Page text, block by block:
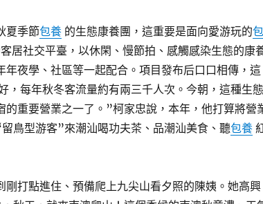
夏季節包養的生態康養團，這重要是面向愛游玩的包
居社交平臺，以休閑、慢節拍、感觸感染生態的康
年夜學、社區等一起配合。項目發布后口口相傳，這
，每年秋冬客流量約有兩三千人次。今朝，這種生態
的重要營業之一了。”柯家忠說，本年，他打算將營
鳥型游客”來潮汕喝功夫茶、品潮汕美食、聽包養
剛打點進住、預備爬上九尖山看夕照的陳姨。她高興